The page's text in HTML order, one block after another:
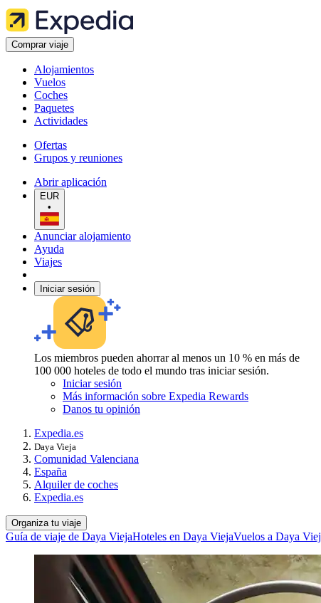
Comprar viaje
Alojamientos
Vuelos
Coches
Paquetes
Actividades
Ofertas
Grupos y reuniones
Abrir aplicación
EUR
•
Anunciar alojamiento
Ayuda
Viajes
Iniciar sesión
Los miembros pueden ahorrar al menos un 10 % en más de
100 000 hoteles de todo el mundo tras iniciar sesión.
Iniciar sesión
Más información sobre Expedia Rewards
Danos tu opinión
Expedia.es
Daya Vieja
Comunidad Valenciana
España
Alquiler de coches
Expedia.es
Organiza tu viaje
Guía de viaje de Daya ViejaHoteles en Daya ViejaVuelos a Daya